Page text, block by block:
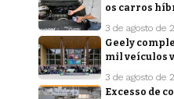
os carros
3 de agosto de
Geely
mil veículos
3 de agosto de
Excesso de